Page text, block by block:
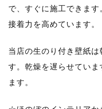
で、すぐに施工できま
接着力を高めています。
当店の生のり付き壁紙
す。乾燥を遅らせてい
ます。